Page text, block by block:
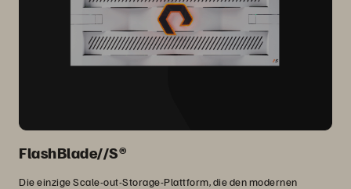
FlashBlade//S®
Die einzige Scale-out-Storage-Plattform, die den modernen